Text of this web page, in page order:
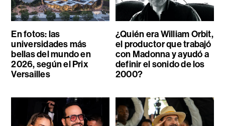
En fotos: las
universidades más
bellas del mundo en
2026, según el Prix
Versailles
¿Quién era William Orbit,
el productor que trabajó
con Madonna y ayudó a
definir el sonido de los
2000?